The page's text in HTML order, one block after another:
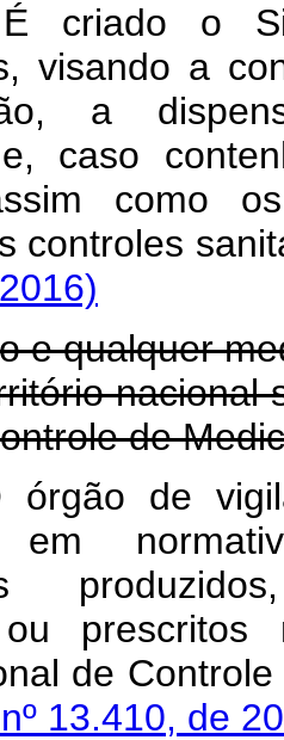
o
visando a
a
caso
como
e qualquer
nacional
de
de
em
ou
de
13.410, de